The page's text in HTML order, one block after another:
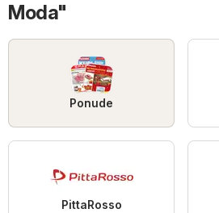
Moda"
Ponude
PittaRosso